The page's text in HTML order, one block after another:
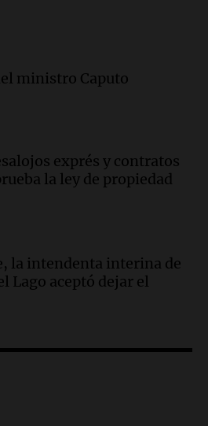
de Cadena 3
La Bulaye 2026
y grandes
destituyeron a la
de Villa Santa Cruz
tango y milonga en la
una propuesta
según un informe
ministro Caputo
exprés y contratos
la ley de propiedad
la intendenta interina de
Lago aceptó dejar el